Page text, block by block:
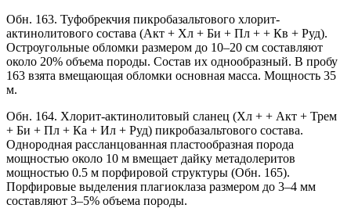
Обн. 163. Туфобрекчия пикробазальтового хлорит-
актинолитового состава (Акт + Хл + Би + Пл + + Кв + Руд).
Остроугольные обломки размером до 10–20 см составляют
около 20% объема породы. Состав их однообразный. В пробу
163 взята вмещающая обломки основная масса. Мощность 35
м.
Обн. 164. Хлорит-актинолитовый сланец (Хл + + Акт + Трем
+ Би + Пл + Ка + Ил + Руд) пикробазальтового состава.
Однородная рассланцованная пластообразная порода
мощностью около 10 м вмещает дайку метадолеритов
мощностью 0.5 м порфировой структуры (Обн. 165).
Порфировые выделения плагиоклаза размером до 3–4 мм
составляют 3–5% объема породы.